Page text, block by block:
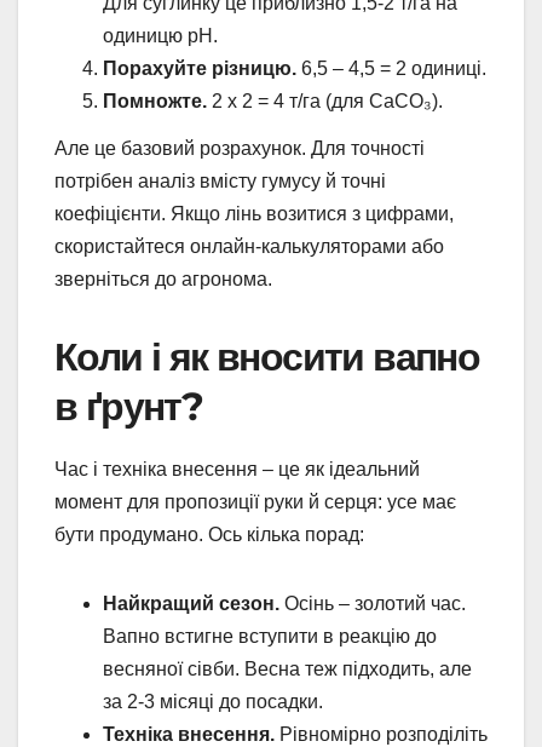
одиницю pH.
Порахуйте різницю. 6,5 – 4,5 = 2 одиниці.
Помножте. 2 х 2 = 4 т/га (для CaCO₃).
Але це базовий розрахунок. Для точності
потрібен аналіз вмісту гумусу й точні
коефіцієнти. Якщо лінь возитися з цифрами,
скористайтеся онлайн-калькуляторами або
зверніться до агронома.
Коли і як вносити вапно
в ґрунт?
Час і техніка внесення – це як ідеальний
момент для пропозиції руки й серця: усе має
бути продумано. Ось кілька порад:
Найкращий сезон. Осінь – золотий час.
Вапно встигне вступити в реакцію до
весняної сівби. Весна теж підходить, але
за 2-3 місяці до посадки.
Техніка внесення. Рівномірно розподіліть